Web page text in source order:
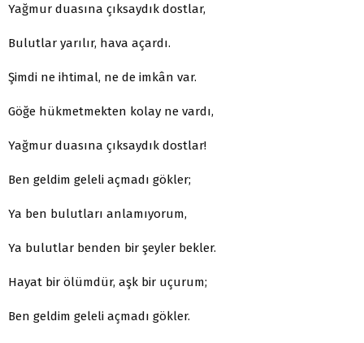
Yağmur duasına çıksaydık dostlar,
Bulutlar yarılır, hava açardı.
Şimdi ne ihtimal, ne de imkân var.
Göğe hükmetmekten kolay ne vardı,
Yağmur duasına çıksaydık dostlar!
Ben geldim geleli açmadı gökler;
Ya ben bulutları anlamıyorum,
Ya bulutlar benden bir şeyler bekler.
Hayat bir ölümdür, aşk bir uçurum;
Ben geldim geleli açmadı gökler.